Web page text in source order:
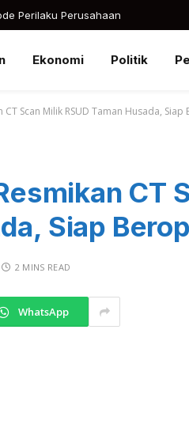
Perilaku Perusahaan
Ekonomi Politik
Scan Milik RSUD Taman Husada,
CT
Siap
2 MINS READ
WhatsApp